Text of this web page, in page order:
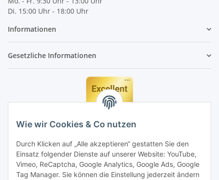
Wie wir Cookies & Co nutzen
Durch Klicken auf „Alle akzeptieren“ gestatten Sie den
Einsatz folgender Dienste auf unserer Website: YouTube,
Vimeo, ReCaptcha, Google Analytics, Google Ads, Google
Tag Manager. Sie können die Einstellung jederzeit ändern
Di. 15:00 Uhr - 18:00 Uhr
Informationen
Gesetzliche Informationen